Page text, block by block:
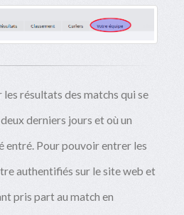
résultats des matchs qui se
derniers jours et où un
entré. Pour pouvoir entrer les
authentifiés sur le site web et
pris part au match en